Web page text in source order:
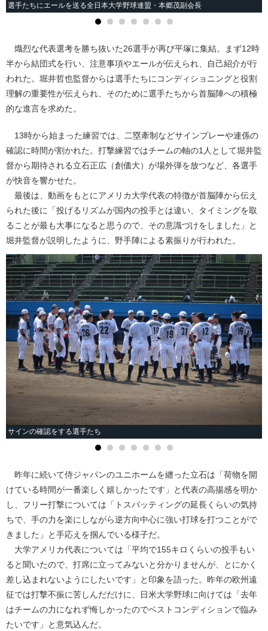
選手たちにエールを送る全日本大学野球連盟・本郷茂副会長
熾烈な代表選考を勝ち抜いた26選手が再び平塚に集結。まず12時
半から結団式を行い、注意事項やエールが伝えられ、自己紹介が行
われた。堀井哲也監督からは選手たちにコンディショニングと役割
理解の重要性が伝えられ、そのために選手たちから首脳陣への積極
的な進言を求めた。
13時から始まった練習では、二塁牽制などサインプレーや連係の
確認に時間が割かれた。打撃練習ではチームの軸の1人として堀井監
督から期待される立石正広（創価大）が場外弾を放つなど、各選手
が快音を響かせた。
最後は、動画をもとにアメリカ大学代表の特徴が首脳陣から伝え
られた後に「投げるリズムが国内の投手とは違い、タイミングを取
ることが最も大事になると思うので、その意識づけをしました」と
堀井監督が説明したように、野手陣による素振りが行われた。
サインの確認をする選手たち
昨年に続いて侍ジャパンのユニホームを纏った立石は「荷物を開
けている時間が一番楽しく嬉しかったです」と代表の高揚感を明か
し、フリー打撃については「トスバッティングの延長くらいの気持
ちで、手の力を楽にしながら逆方向中心に強い打球を打つことがで
きました」と手応えを掴んでいる様子だ。
大学アメリカ代表については「平均で155キロくらいの投手もい
ると聞いたので、打席に立ってみないと分かりませんが、とにかく
差し込まれないようにしたいです」と印象を語った。昨年の欧州遠
征では打撃不振に苦しんだだけに、日米大学野球に向けては「去年
はチームの力になれず悔しかったのでベストコンディションで臨み
たいです」と意気込んだ。